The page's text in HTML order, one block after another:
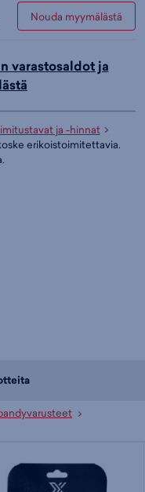
Nouda myymälästä
varastosaldot ja
ja -hinnat
erikoistoimitettavia.